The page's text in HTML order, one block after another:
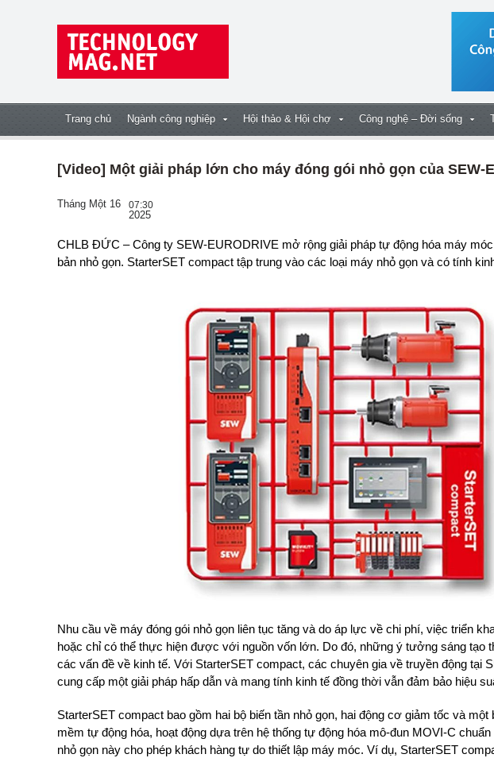
Trang chủ Ngành công nghiệp Hội thảo & Hội chợ Công nghệ – Đời sống
[Video] Một giải pháp lớn cho máy đóng gói nhỏ gọn của SEW-
Tháng Một 16 07:30
2025
CHLB ĐỨC – Công ty SEW-EURODRIVE mở rộng giải pháp tự động hóa máy móc StarterSET với phiên
bản nhỏ gọn. StarterSET compact tập trung vào các loại máy nhỏ gọn và có tính
Nhu cầu về máy đóng gói nhỏ gọn liên tục tăng và do áp lực về chi phí, việc triển
hoặc chỉ có thể thực hiện được với nguồn vốn lớn. Do đó, những ý tưởng sáng tạo
các vấn đề về kinh tế. Với StarterSET compact, các chuyên gia về truyền động tại
cung cấp một giải pháp hấp dẫn và mang tính kinh tế đồng thời vẫn đảm bảo hiệu
StarterSET compact bao gồm hai bộ biến tần nhỏ gọn, hai động cơ giảm tốc và một
mềm tự động hóa, hoạt động dựa trên hệ thống tự động hóa mô-đun MOVI-C
nhỏ gọn này cho phép khách hàng tự do thiết lập máy móc. Ví dụ, StarterSET